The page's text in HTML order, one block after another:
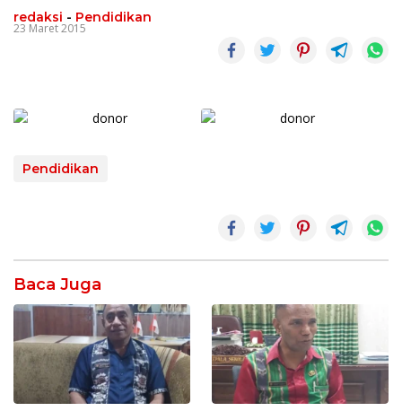
redaksi - Pendidikan
23 Maret 2015
Pendidikan
Baca Juga